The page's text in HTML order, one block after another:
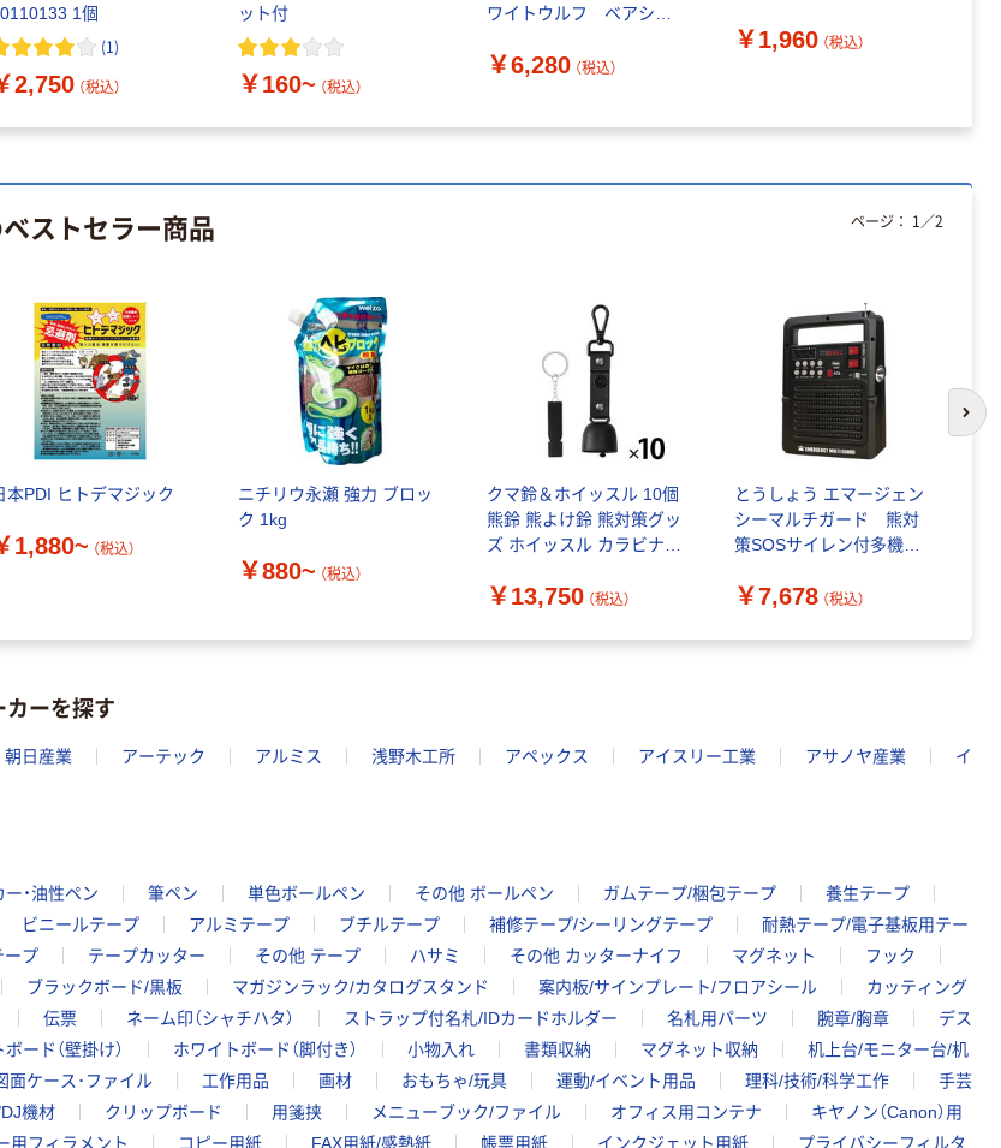
1個
(1)
2,750 （税込）
ット付
￥160~ （税込）
ワイトウルフ ベアシー
１本
￥6,280 （税込）
￥1,960 （税込）
ストセラー商品
本PDI ヒトデマジック
1,880~ （税込）
ニチリウ永瀬 強力 ブロッ
ク 1kg
￥880~ （税込）
クマ鈴＆ホイッスル 10個
熊鈴 熊よけ鈴 熊対策グッ
ズ ホイッスル カラビナ付
付き KO425 RABLISS（直
￥13,750 （税込）
とうしょう エマージェン
シーマルチガード 熊対
策SOSサイレン付多機能
ー110 1台
￥7,678 （税込）
ページ： 1 ／2
次
ーを探す
朝日産業 アーテック アルミス 浅野木工所 アペックス アイスリー工業 アサノヤ産業
イ
・油性ペン 筆ペン 単色ボールペン その他 ボールペン ガムテープ/梱包テープ
養生テープ
ビニールテープ アルミテープ ブチルテープ 補修テープ/シーリングテープ
耐熱テープ/電子基板用テー
ープ テープカッター その他 テープ ハサミ その他 カッターナイフ マグネット
フック
ブラックボード/黒板 マガジンラック/カタログスタンド 案内板/サインプレート/フロアシール
カッティング
伝票 ネーム印（シャチハタ） ストラップ付名札/IDカードホルダー 名札用パーツ 腕章/胸章
デス
ード（壁掛け） ホワイトボード（脚付き） 小物入れ 書類収納 マグネット収納
机上台/モニター台/机
面ケース･ファイル 工作用品 画材 おもちゃ/玩具 運動/イベント用品 理科/技術/科学工作
手芸
機材 クリップボード 用箋挟 メニューブック/ファイル オフィス用コンテナ
キヤノン（Canon）用
用フィラメント コピー用紙 FAX用紙/感熱紙 帳票用紙 インクジェット用紙
プライバシーフィルタ